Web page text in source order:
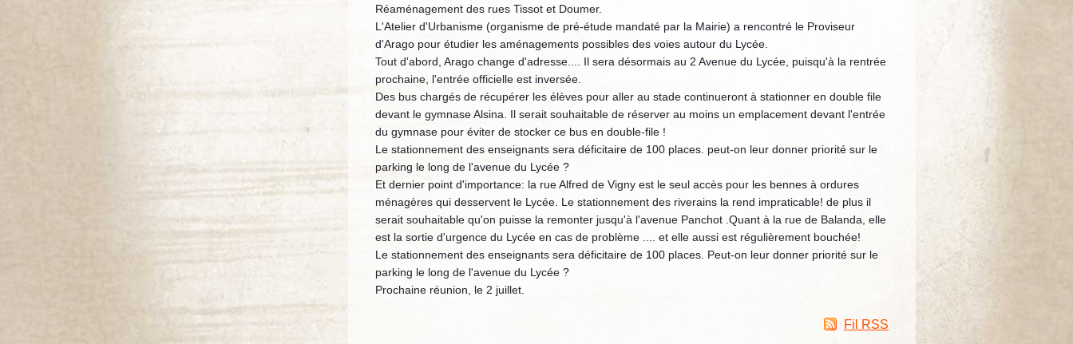
Réaménagement des rues Tissot et Doumer.
L'Atelier d'Urbanisme (organisme de pré-étude mandaté par la Mairie) a rencontré le Proviseur
d'Arago pour étudier les aménagements possibles des voies autour du Lycée.
Tout d'abord, Arago change d'adresse.... Il sera désormais au 2 Avenue du Lycée, puisqu'à la rentrée
prochaine, l'entrée officielle est inversée.
Des bus chargés de récupérer les élèves pour aller au stade continueront à stationner en double file
devant le gymnase Alsina. Il serait souhaitable de réserver au moins un emplacement devant l'entrée
du gymnase pour éviter de stocker ce bus en double-file !
Le stationnement des enseignants sera déficitaire de 100 places. peut-on leur donner priorité sur le
parking le long de l'avenue du Lycée ?
Et dernier point d'importance: la rue Alfred de Vigny est le seul accès pour les bennes à ordures
ménagères qui desservent le Lycée. Le stationnement des riverains la rend impraticable! de plus il
serait souhaitable qu'on puisse la remonter jusqu'à l'avenue Panchot .Quant à la rue de Balanda, elle
est la sortie d'urgence du Lycée en cas de problème .... et elle aussi est régulièrement bouchée!
Le stationnement des enseignants sera déficitaire de 100 places. Peut-on leur donner priorité sur le
parking le long de l'avenue du Lycée ?
Prochaine réunion, le 2 juillet.
Fil RSS